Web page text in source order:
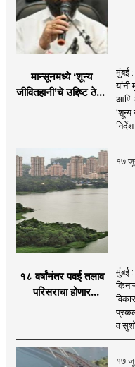
मान्सूनमध्ये ‘शून्य
जीवितहानी’चे उद्दिष्ट ठेवून
शिंदे
मुंबई
यांनी
आणि
‘शून्य
१७
१८ वर्षांनंतर पवई तलाव
परिसराचा होणार
सुरुवात;
मुंबई
व
१७